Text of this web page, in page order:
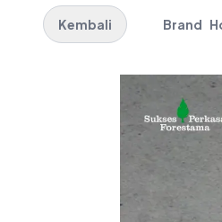
Kembali Brand